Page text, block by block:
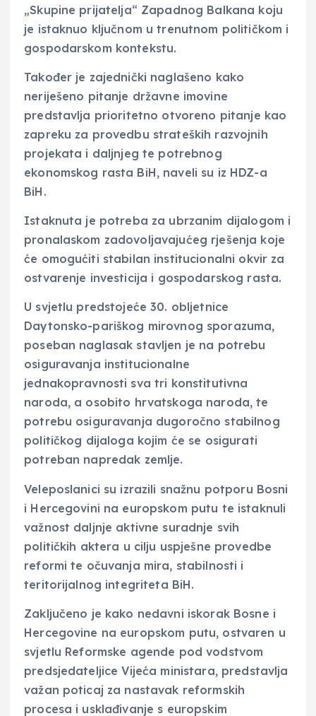
„Skupine prijatelja“ Zapadnog Balkana koju
je istaknuo ključnom u trenutnom političkom i
gospodarskom kontekstu.
Također je zajednički naglašeno kako
neriješeno pitanje državne imovine
predstavlja prioritetno otvoreno pitanje kao
zapreku za provedbu strateških razvojnih
projekata i daljnjeg te potrebnog
ekonomskog rasta BiH, naveli su iz HDZ-a
BiH.
Istaknuta je potreba za ubrzanim dijalogom i
pronalaskom zadovoljavajućeg rješenja koje
će omogućiti stabilan institucionalni okvir za
ostvarenje investicija i gospodarskog rasta.
U svjetlu predstojeće 30. obljetnice
Daytonsko-pariškog mirovnog sporazuma,
poseban naglasak stavljen je na potrebu
osiguravanja institucionalne
jednakopravnosti sva tri konstitutivna
naroda, a osobito hrvatskoga naroda, te
potrebu osiguravanja dugoročno stabilnog
političkog dijaloga kojim će se osigurati
potreban napredak zemlje.
Veleposlanici su izrazili snažnu potporu Bosni
i Hercegovini na europskom putu te istaknuli
važnost daljnje aktivne suradnje svih
političkih aktera u cilju uspješne provedbe
reformi te očuvanja mira, stabilnosti i
teritorijalnog integriteta BiH.
Zaključeno je kako nedavni iskorak Bosne i
Hercegovine na europskom putu, ostvaren u
svjetlu Reformske agende pod vodstvom
predsjedateljice Vijeća ministara, predstavlja
važan poticaj za nastavak reformskih
procesa i usklađivanje s europskim